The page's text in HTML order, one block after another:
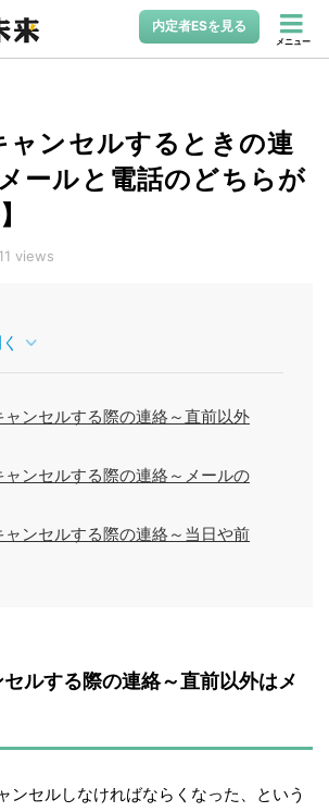
内定者ESを見る
メニュー
ャンセルするときの連
ールと電話のどちらが
views
ャンセルする際の連絡～直前以外
ャンセルする際の連絡～メールの
ャンセルする際の連絡～当日や前
ルする際の連絡～直前以外はメ
ンセルしなければならくなった、という